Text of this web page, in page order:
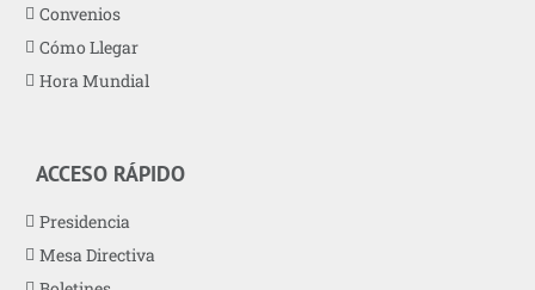
Convenios
Cómo Llegar
Hora Mundial
ACCESO RÁPIDO
Presidencia
Mesa Directiva